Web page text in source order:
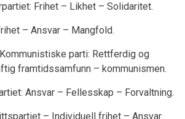
Frihet – Likhet – Solidaritet.
– Ansvar – Mangfold.
parti: Rettferdig og
framtidssamfunn – kommunismen.
Ansvar – Fellesskap – Forvaltning.
– Individuell frihet – Ansvar.